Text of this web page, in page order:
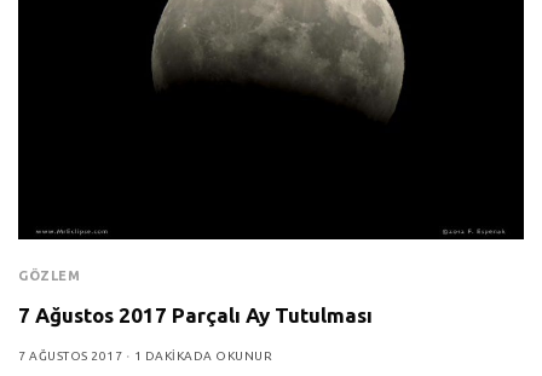
GÖZLEM
7 Ağustos 2017 Parçalı Ay Tutulması
7 AĞUSTOS 2017 1 DAKIKADA OKUNUR